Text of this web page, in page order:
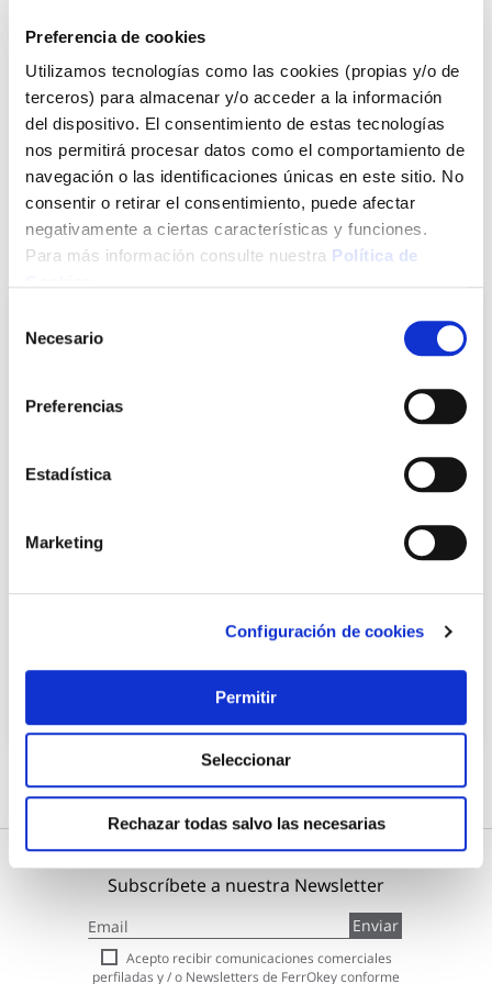
Preferencia de cookies
Utilizamos tecnologías como las cookies (propias y/o de
terceros) para almacenar y/o acceder a la información
del dispositivo. El consentimiento de estas tecnologías
nos permitirá procesar datos como el comportamiento de
navegación o las identificaciones únicas en este sitio. No
consentir o retirar el consentimiento, puede afectar
negativamente a ciertas características y funciones.
Para más información consulte nuestra Política de
Necesario
Preferencias
Estadística
Marketing
Configuración de cookies
Permitir
Seleccionar
Rechazar todas salvo las necesarias
pintar superficies tratadas y sintratar, metal, madera ,
las superficies no tratadas.
*** Utilice los biocidas de forma segura. Lea siempre la
etiqueta y la informacion sobre el biocida antes de usarlo
También te puede interesar
Pintura spray next satinado 400 ml beige paris motip
8,17 €
Añadir al carrito
Subscríbete a nuestra Newsletter
a
nuestro
boletín
Enviar
Acepto recibir comunicaciones comerciales
perfiladas y / o Newsletters de FerrOkey conforme